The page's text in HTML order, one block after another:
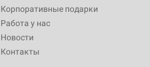
Корпоративные подарки
Работа у нас
Новости
Контакты
3 490